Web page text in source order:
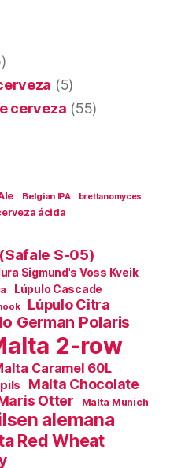
(5)
cerveza (55)
Belgian IPA brettanomyces
ácida
S-05)
Sigmund's Voss Kveik
Lúpulo Cascade
Lúpulo Citra
German Polaris
2-row
Caramel 60L
Malta Chocolate
Otter Malta Munich
alemana
Red Wheat